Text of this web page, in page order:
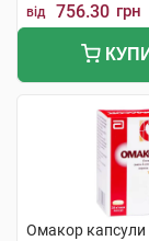
від 756.30 грн
Омакор капсули